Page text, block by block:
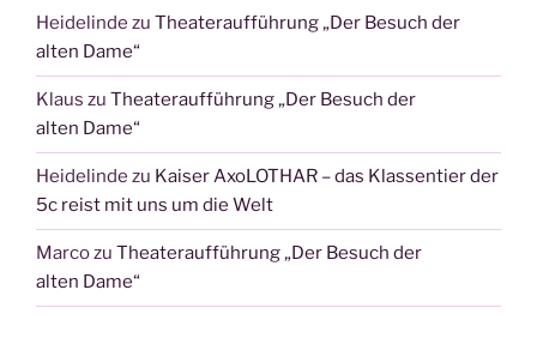
Heidelinde zu Theateraufführung „Der Besuch der
alten Dame“
Klaus zu Theateraufführung „Der Besuch der
alten Dame“
Heidelinde zu Kaiser AxoLOTHAR – das Klassentier der
5c reist mit uns um die Welt
Marcozu Theateraufführung „Der Besuch der
alten Dame“